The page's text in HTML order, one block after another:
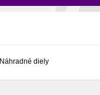
Náhradné diely